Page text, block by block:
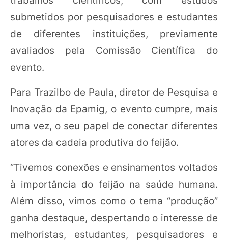
submetidos por pesquisadores e estudantes
de diferentes instituições, previamente
avaliados pela Comissão Científica do
evento.
Para Trazilbo de Paula, diretor de Pesquisa e
Inovação da Epamig, o evento cumpre, mais
uma vez, o seu papel de conectar diferentes
atores da cadeia produtiva do feijão.
“Tivemos conexões e ensinamentos voltados
à importância do feijão na saúde humana.
Além disso, vimos como o tema “produção”
ganha destaque, despertando o interesse de
melhoristas, estudantes, pesquisadores e